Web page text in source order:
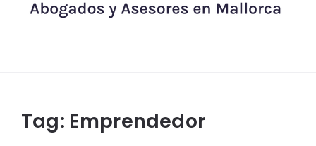
Tag: Emprendedor